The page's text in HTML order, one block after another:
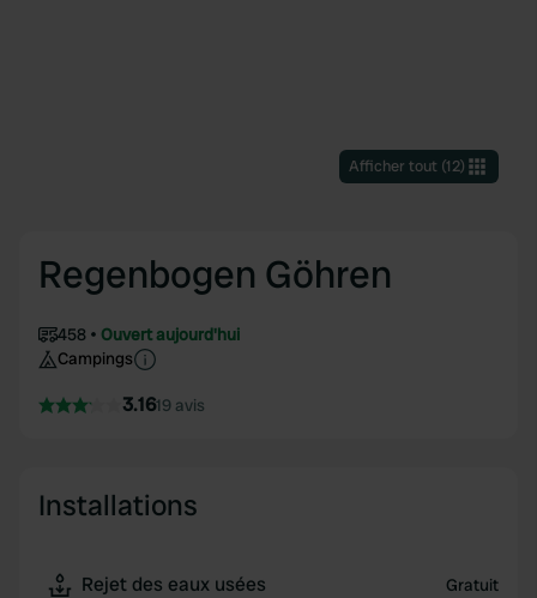
Afficher tout(12)
Regenbogen Göhren
458
Ouvert aujourd'hui
Campings
3.1619 avis
Installations
Rejet des eaux usées Gratuit